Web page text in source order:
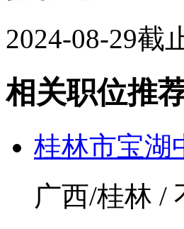
2024-08-29截
相关职位推
桂林市宝湖
广西/桂林 /